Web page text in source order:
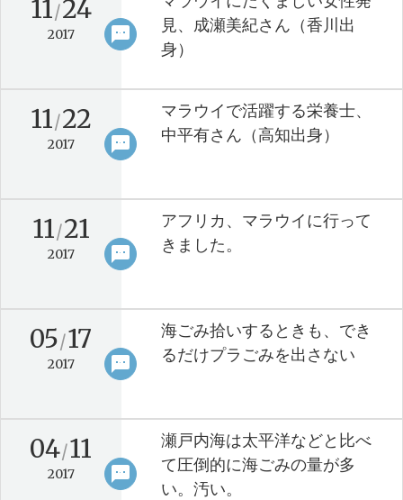
sms
11/24
2017
見、成瀬美紀さん（香川出
身）
keyboard_arrow_right
sms
11/22
2017
マラウイで活躍する栄養士、
中平有さん（高知出身）
keyboard_arrow_right
sms
11/21
2017
アフリカ、マラウイに行って
きました。
keyboard_arrow_right
sms
05/17
2017
海ごみ拾いするときも、でき
るだけプラごみを出さない
keyboard_arrow_right
sms
04/11
2017
瀬戸内海は太平洋などと比べ
て圧倒的に海ごみの量が多
い。汚い。
keyboard_arrow_right